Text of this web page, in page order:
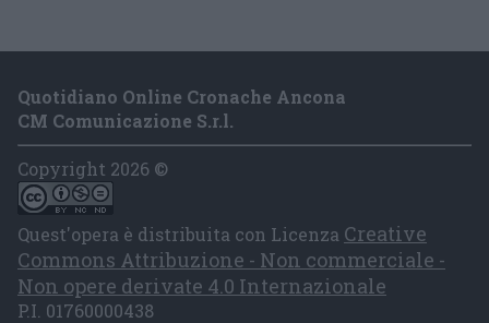
Quotidiano Online Cronache Ancona
CM Comunicazione S.r.l.
Copyright 2026 ©
Quest'opera è distribuita con Licenza Creative
Commons Attribuzione - Non commerciale -
Non opere derivate 4.0 Internazionale
P.I. 01760000438